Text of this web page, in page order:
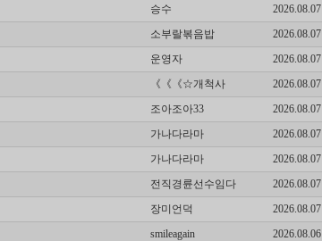
승수 2026.08.07
소부랄볶음밥 2026.08.07
운영자 2026.08.07
《《《☆개척사 2026.08.07
조아조아33 2026.08.07
가나다라마 2026.08.07
가나다라마 2026.08.07
전직경륜선수임다 2026.08.07
장미언덕 2026.08.07
smileagain 2026.08.06